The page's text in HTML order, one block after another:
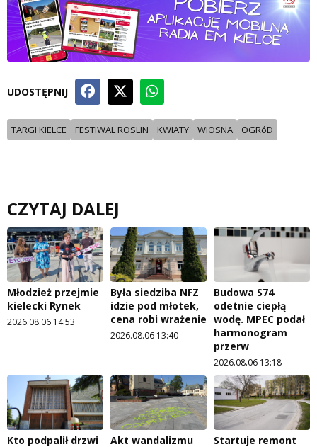
UDOSTĘPNIJ
TARGI KIELCE FESTIWAL ROSLIN KWIATY WIOSNA OGRóD
CZYTAJ DALEJ
Młodzież przejmie
kielecki Rynek
2026.08.06 14:53
Była siedziba NFZ
idzie pod młotek,
cena robi wrażenie
2026.08.06 13:40
Budowa S74
odetnie ciepłą
wodę. MPEC podał
harmonogram
przerw
2026.08.06 13:18
Kto podpalił drzwi
Akt wandalizmu
Startuje remont